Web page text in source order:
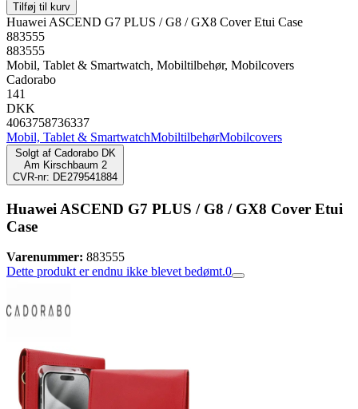
Tilføj til kurv
Huawei ASCEND G7 PLUS / G8 / GX8 Cover Etui Case
883555
883555
Mobil, Tablet & Smartwatch, Mobiltilbehør, Mobilcovers
Cadorabo
141
DKK
4063758736337
Mobil, Tablet & SmartwatchMobiltilbehørMobilcovers
Solgt af Cadorabo DK
Am Kirschbaum 2
CVR-nr: DE279541884
Huawei ASCEND G7 PLUS / G8 / GX8 Cover Etui
Case
Varenummer: 883555
Dette produkt er endnu ikke blevet bedømt.0